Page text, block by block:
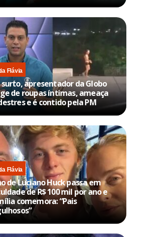
Flávia
surto, apresentador da Globo
de roupas íntimas, ameaça
e é contido pela PM
Flávia
de Luciano Huck passa em
de R$ 100 mil por ano e
comemora: “Pais